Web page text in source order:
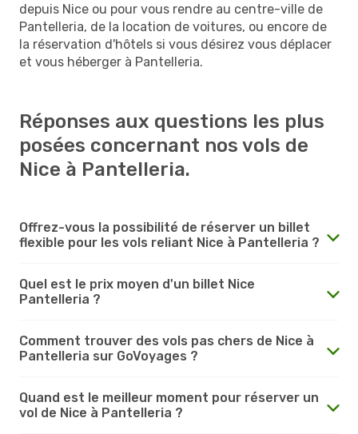
depuis Nice ou pour vous rendre au centre-ville de
Pantelleria, de la location de voitures, ou encore de
la réservation d'hôtels si vous désirez vous déplacer
et vous héberger à Pantelleria.
Réponses aux questions les plus
posées concernant nos vols de
Nice à Pantelleria.
Offrez-vous la possibilité de réserver un billet
flexible pour les vols reliant Nice à Pantelleria ?
Quel est le prix moyen d'un billet Nice
Pantelleria ?
Comment trouver des vols pas chers de Nice à
Pantelleria sur GoVoyages ?
Quand est le meilleur moment pour réserver un
vol de Nice à Pantelleria ?